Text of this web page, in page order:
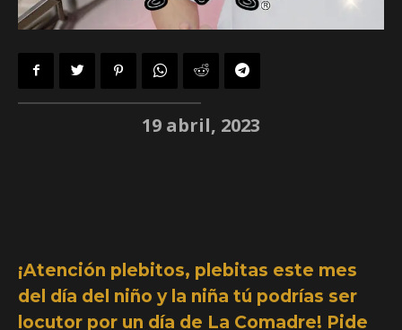
19 abril, 2023
¡Atención plebitos, plebitas este mes
del día del niño y la niña tú podrías ser
locutor por un día de La Comadre! Pide